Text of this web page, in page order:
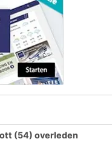
(54) overleden